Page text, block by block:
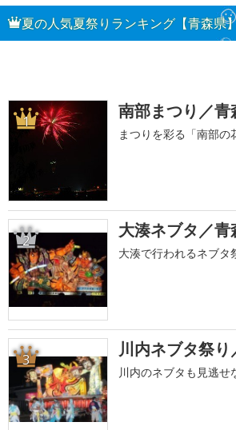
夏の人気夏祭りランキング【青森県
1 南部まつり／青
まつりを彩る「南部の
2 大湊ネブタ／青
大湊で行われるネブタ
3 川内ネブタ祭
川内のネブタも見逃せ